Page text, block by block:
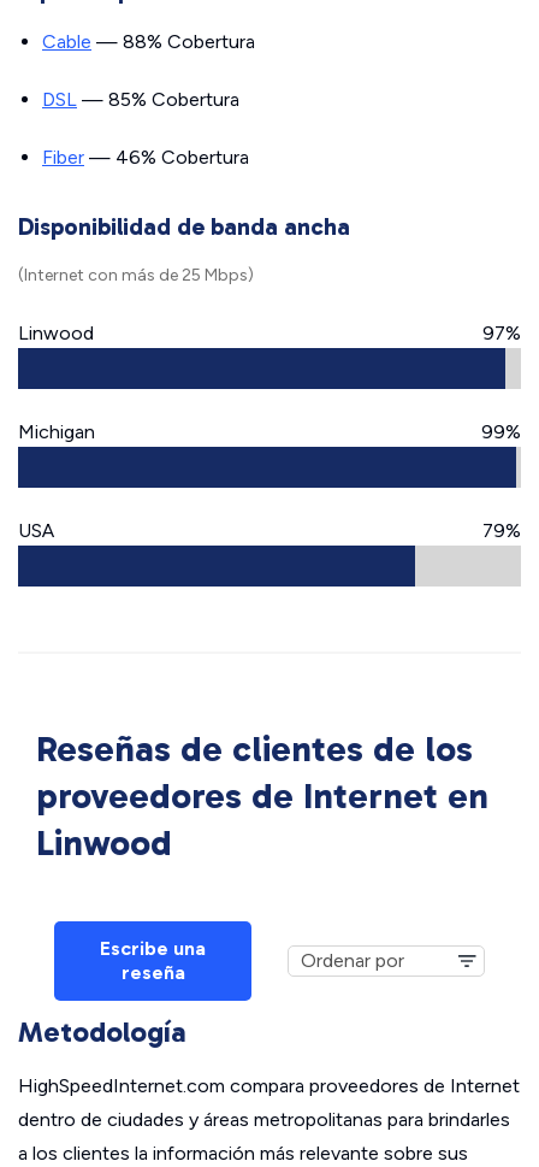
Cable — 88% Cobertura
DSL — 85% Cobertura
Fiber — 46% Cobertura
Disponibilidad de banda ancha
(Internet con más de 25 Mbps)
Linwood 97%
Michigan 99%
USA 79%
Reseñas de clientes de los
proveedores de Internet en
Linwood
Escribe una
reseña
Metodología
HighSpeedInternet.com compara proveedores de Internet
dentro de ciudades y áreas metropolitanas para brindarles
a los clientes la información más relevante sobre sus